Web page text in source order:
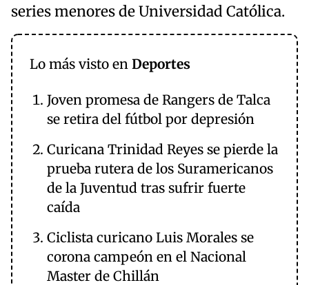
series menores de Universidad Católica.
Lo más visto en Deportes
Joven promesa de Rangers de Talca
se retira del fútbol por depresión
Curicana Trinidad Reyes se pierde la
prueba rutera de los Suramericanos
de la Juventud tras sufrir fuerte
caída
Ciclista curicano Luis Morales se
corona campeón en el Nacional
Master de Chillán